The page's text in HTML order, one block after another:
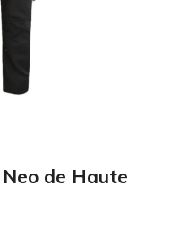
de Haute